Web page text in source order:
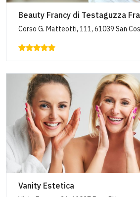
Beauty Francy di Testaguzza
Corso G. Matteotti, 111, 61039 San
Vanity Estetica